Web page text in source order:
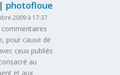
photofloue
2009 à 17:37
commentaires
pour cause de
ceux publiés
au
et aux